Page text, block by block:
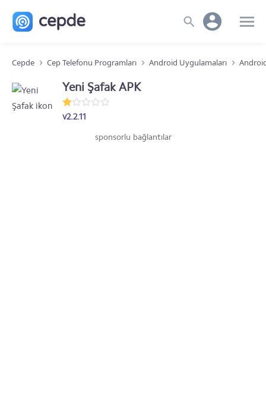
Cepde Cep Telefonu Programları Android Uygulamaları
Yeni Şafak APK
v2.2.11
sponsorlu bağlantılar